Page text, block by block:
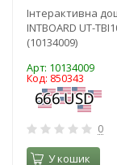
Інтерактивна
INTBOARD UT-
(10134009)
Арт: 10134009
Код: 850343
0
У кошик